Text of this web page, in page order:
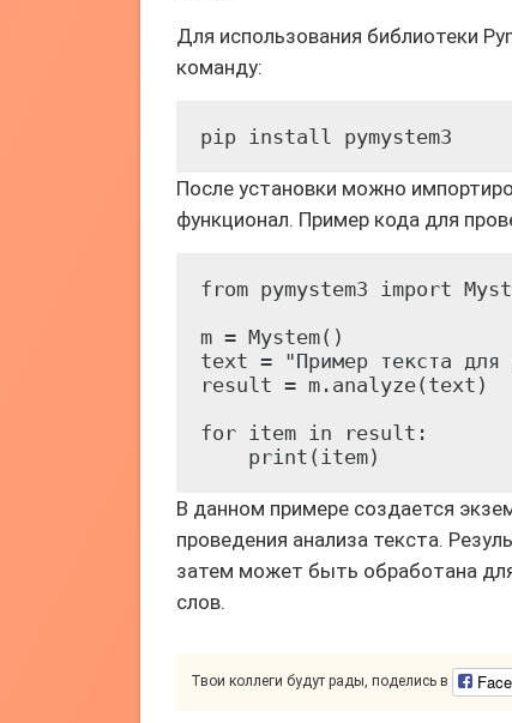
Для использования библиотеки
команду:
pip install pymystem3
После установки можно
функционал. Пример кода для
from pymystem3 import
m = Mystem()
text = "Пример текста для
result = m.analyze(text)
for item in result:
    print(item)
В данном примере создается
проведения анализа текста.
затем может быть обработана
слов.
Твои коллеги будут рады, поделись в